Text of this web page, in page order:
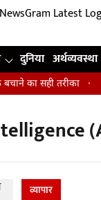
दुनिया अर्थव्यवस्था
का सही तरीका
व्यापार